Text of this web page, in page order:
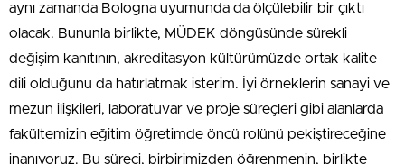
aynı zamanda Bologna uyumunda da ölçülebilir bir çıktı
olacak. Bununla birlikte, MÜDEK döngüsünde sürekli
değişim kanıtının, akreditasyon kültürümüzde ortak kalite
dili olduğunu da hatırlatmak isterim. İyi örneklerin sanayi ve
mezun ilişkileri, laboratuvar ve proje süreçleri gibi alanlarda
fakültemizin eğitim öğretimde öncü rolünü pekiştireceğine
inanıyoruz. Bu süreci, birbirimizden öğrenmenin, birlikte